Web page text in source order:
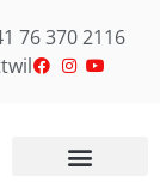
76 370 2116